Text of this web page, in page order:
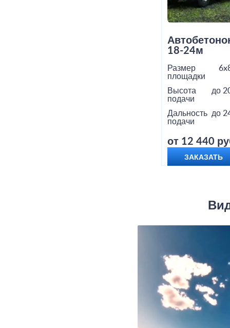
18-24м
Размер
площадки
Высота
подачи
до
Дальность
подачи
до
от 12 440
ЗАКАЗАТЬ